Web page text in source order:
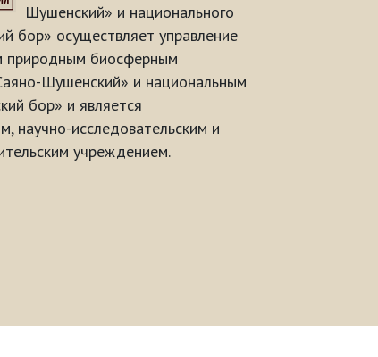
Шушенский» и национального
бор» осуществляет управление
природным биосферным
Шушенский» и национальным
бор» и является
научно-исследовательским и
учреждением.